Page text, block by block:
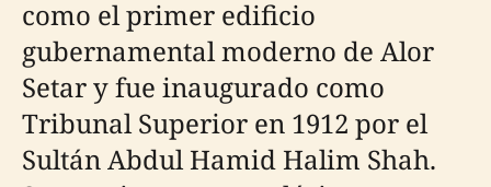
como el primer edificio
gubernamental moderno de Alor
Setar y fue inaugurado como
Tribunal Superior en 1912 por el
Sultán Abdul Hamid Halim Shah.